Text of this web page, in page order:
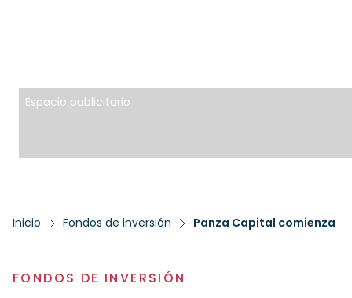
Espacio publicitario
Inicio Fondos de inversión Panza Capital comienza
FONDOS DE INVERSIÓN